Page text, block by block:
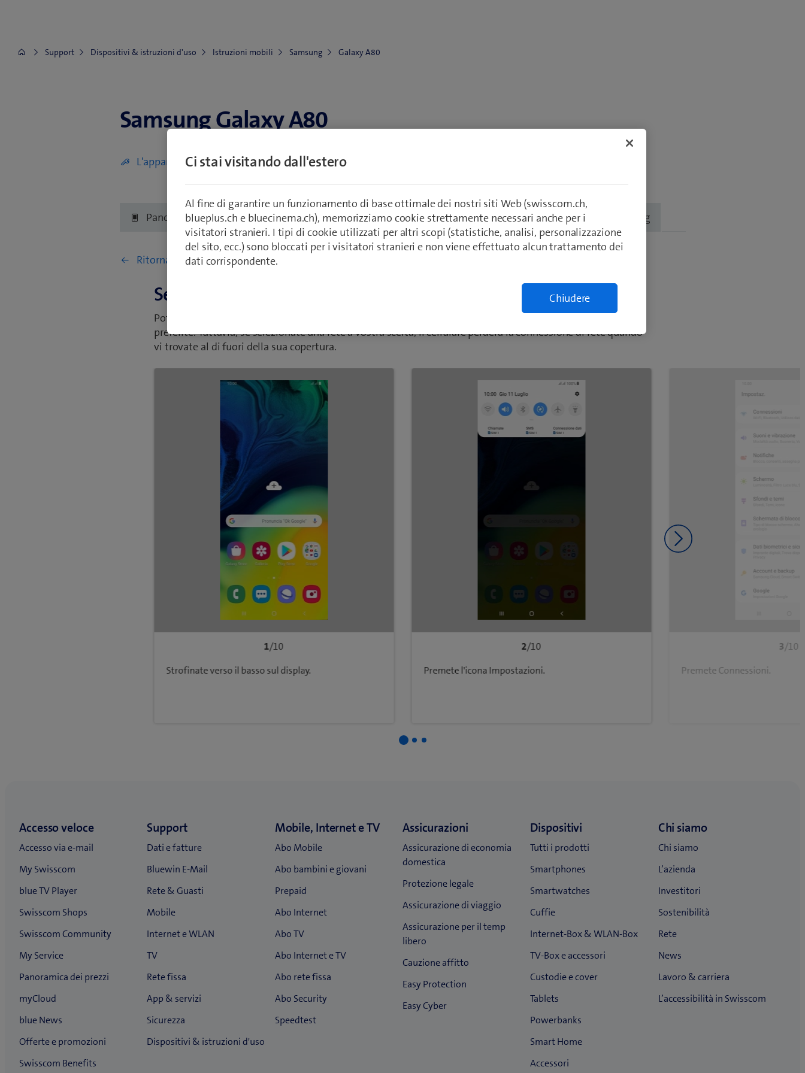
Support Dispositivi & istruzioni d'uso Istruzioni mobili Samsung Galaxy A80
Samsung Galaxy A80
Samsung Galaxy A80
L'apparecchio è difettoso (display, acqua, scocca)
Panoramica Primi passi Reti e connessioni Impostazioni e uso Troubleshooting
Ritorna a Reti e connessioni
Selezionare una rete
Potete impostare il cellulare di modo che trovi automaticamente una rete oppure scegliere quella che
preferite. Tuttavia, se selezionate una rete a vostra scelta, il cellulare perderà la connessione di rete quando
vi trovate al di fuori della sua copertura.
1/10
Strofinate verso il basso sul display.
2/10
Premete l'icona Impostazioni.
3/10
Premete Connessioni.
Diapositiva successiva
Ci stai visitando dall'estero
Al fine di garantire un funzionamento di base ottimale dei nostri siti Web (swisscom.ch,
blueplus.ch e bluecinema.ch), memorizziamo cookie strettamente necessari anche per i
visitatori stranieri. I tipi di cookie utilizzati per altri scopi (statistiche, analisi, personalizzazione
del sito, ecc.) sono bloccati per i visitatori stranieri e non viene effettuato alcun trattamento dei
dati corrispondente.
Chiudere